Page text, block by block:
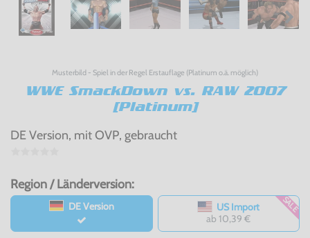
Musterbild - Spiel in der Regel Erstauflage (Platinum o.ä. möglich)
WWE SmackDown vs. RAW 2007
[Platinum]
DE Version, mit OVP, gebraucht
Region / Länderversion:
DE Version
US Import
ab 10,39 €
SALE